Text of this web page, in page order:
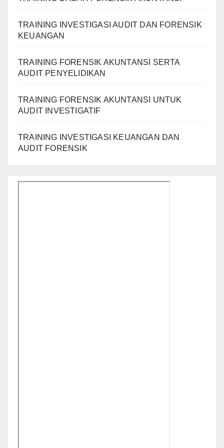
TRAINING INVESTIGASI AUDIT DAN FORENSIK
KEUANGAN
TRAINING FORENSIK AKUNTANSI SERTA
AUDIT PENYELIDIKAN
TRAINING FORENSIK AKUNTANSI UNTUK
AUDIT INVESTIGATIF
TRAINING INVESTIGASI KEUANGAN DAN
AUDIT FORENSIK